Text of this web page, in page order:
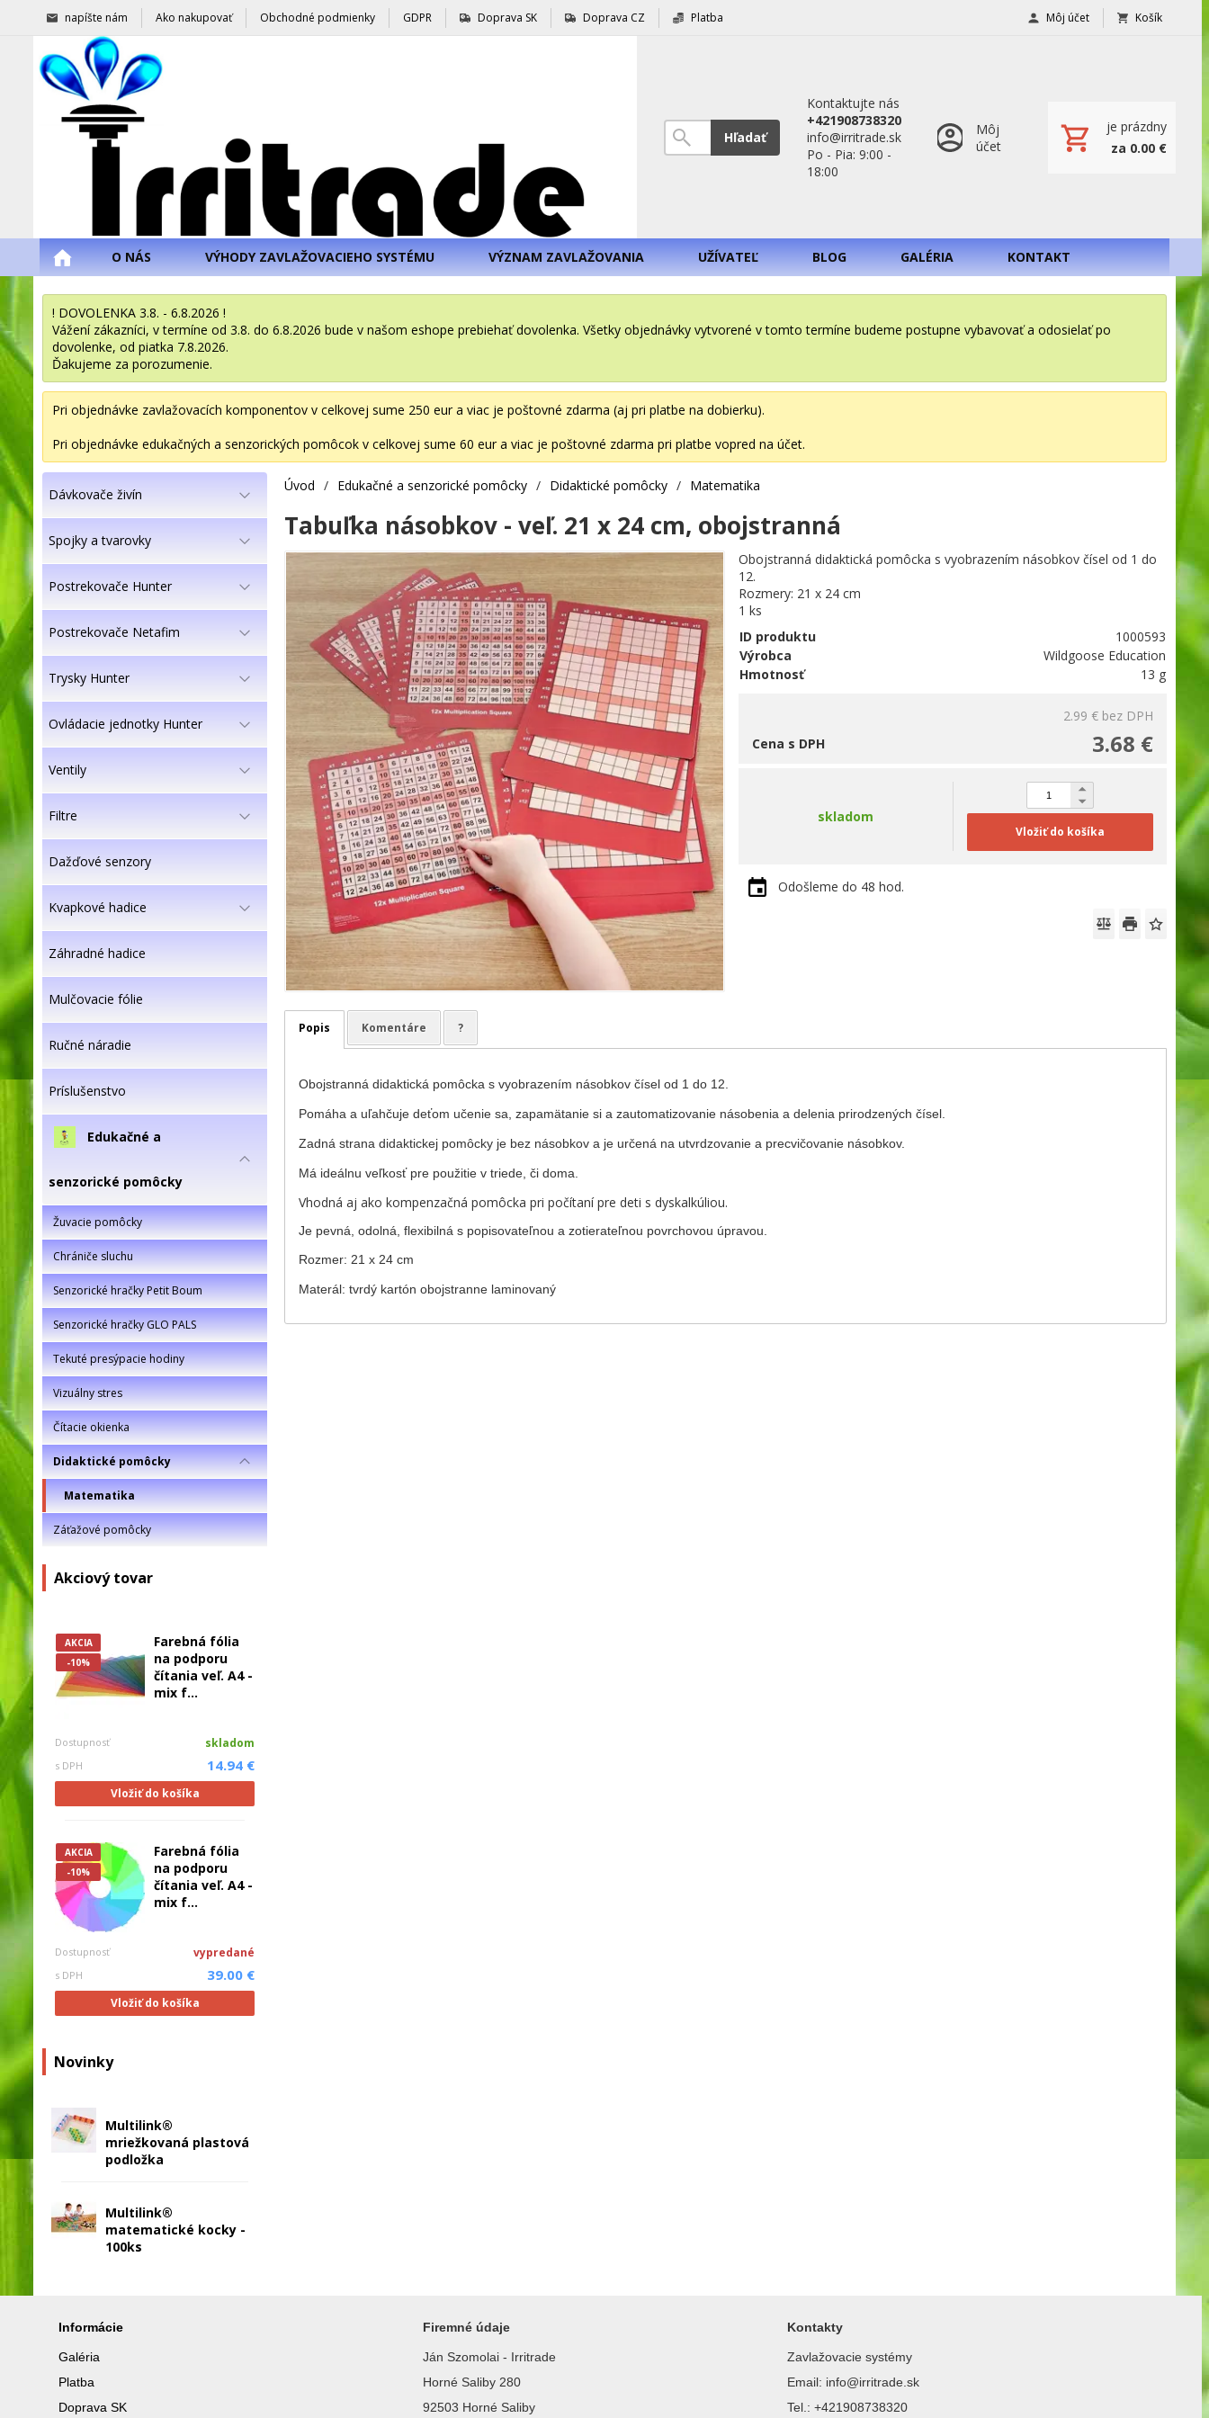
napíšte nám Ako nakupovať Obchodné podmienky GDPR Doprava SK Doprava CZ Platba Môj účet Košík
Hľadať
Kontaktujte nás
+421908738320
info@irritrade.sk
Po - Pia: 9:00 -
18:00
Môj
účet
je prázdny
za 0.00 €
O NÁS VÝHODY ZAVLAŽOVACIEHO SYSTÉMU VÝZNAM ZAVLAŽOVANIA UŽÍVATEĽ BLOG GALÉRIA KONTAKT
! DOVOLENKA 3.8. - 6.8.2026 !
Vážení zákazníci, v termíne od 3.8. do 6.8.2026 bude v našom eshope prebiehať dovolenka. Všetky objednávky vytvorené v tomto termíne budeme postupne vybavovať a odosielať po
dovolenke, od piatka 7.8.2026.
Ďakujeme za porozumenie.
Pri objednávke zavlažovacích komponentov v celkovej sume 250 eur a viac je poštovné zdarma (aj pri platbe na dobierku).
Pri objednávke edukačných a senzorických pomôcok v celkovej sume 60 eur a viac je poštovné zdarma pri platbe vopred na účet.
Dávkovače živín
Spojky a tvarovky
Postrekovače Hunter
Postrekovače Netafim
Trysky Hunter
Ovládacie jednotky Hunter
Ventily
Filtre
Dažďové senzory
Kvapkové hadice
Záhradné hadice
Mulčovacie fólie
Ručné náradie
Príslušenstvo
Edukačné a
senzorické pomôcky
Žuvacie pomôcky
Chrániče sluchu
Senzorické hračky Petit Boum
Senzorické hračky GLO PALS
Tekuté presýpacie hodiny
Vizuálny stres
Čítacie okienka
Didaktické pomôcky
Matematika
Záťažové pomôcky
Akciový tovar
AKCIA
-10%
Farebná fólia
na podporu
čítania veľ. A4 -
mix f...
Dostupnosť skladom
s DPH 14.94 €
Vložiť do košíka
AKCIA
-10%
Farebná fólia
na podporu
čítania veľ. A4 -
mix f...
Dostupnosť vypredané
s DPH 39.00 €
Vložiť do košíka
Novinky
Multilink®
mriežkovaná plastová
podložka
Multilink®
matematické kocky -
100ks
Úvod / Edukačné a senzorické pomôcky / Didaktické pomôcky / Matematika
Tabuľka násobkov - veľ. 21 x 24 cm, obojstranná
Obojstranná didaktická pomôcka s vyobrazením násobkov čísel od 1 do
12.
Rozmery: 21 x 24 cm
1 ks
ID produktu
1000593
Výrobca
Wildgoose Education
Hmotnosť
13 g
2.99 € bez DPH
3.68 €
Cena s DPH
skladom
Vložiť do košíka
Odošleme do 48 hod.
Popis Komentáre ?
Obojstranná didaktická pomôcka s vyobrazením násobkov čísel od 1 do 12.
Pomáha a uľahčuje deťom učenie sa, zapamätanie si a zautomatizovanie násobenia a delenia prirodzených čísel.
Zadná strana didaktickej pomôcky je bez násobkov a je určená na utvrdzovanie a precvičovanie násobkov.
Má ideálnu veľkosť pre použitie v triede, či doma.
Vhodná aj ako kompenzačná pomôcka pri počítaní pre deti s dyskalkúliou.
Je pevná, odolná, flexibilná s popisovateľnou a zotierateľnou povrchovou úpravou.
Rozmer: 21 x 24 cm
Materál: tvrdý kartón obojstranne laminovaný
Informácie
Galéria
Platba
Doprava SK
Firemné údaje
Ján Szomolai - Irritrade
Horné Saliby 280
92503 Horné Saliby
Kontakty
Zavlažovacie systémy
Email: info@irritrade.sk
Tel.: +421908738320